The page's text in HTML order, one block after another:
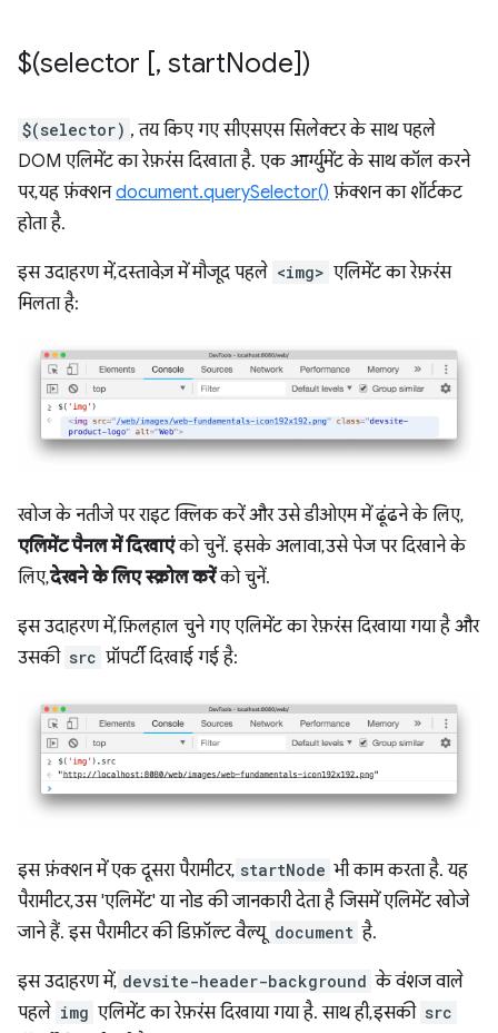
$(selector [, startNode])
$(selector) , तय किए गए सीएसएस सिलेक्टर के साथ पहले
DOM एलिमेंट का रेफ़रंस दिखाता है. एक आर्ग्युमेंट के साथ कॉल करने
पर, यह फ़ंक्शनdocument.querySelector() फ़ंक्शन का शॉर्टकट
होता है.
इस उदाहरण में, दस्तावेज़ में मौजूद पहले <img> एलिमेंट का रेफ़रंस
मिलता है:
खोज के नतीजे पर राइट क्लिक करें और उसे डीओएम में ढूंढने के लिए,
एलिमेंट पैनल में दिखाएंको चुनें. इसके अलावा, उसे पेज पर दिखाने के
लिए,देखने के लिए स्क्रोल करेंको चुनें.
इस उदाहरण में, फ़िलहाल चुने गए एलिमेंट का रेफ़रंस दिखाया गया है और
उसकी src प्रॉपर्टी दिखाई गई है:
इस फ़ंक्शन में एक दूसरा पैरामीटर, startNode भी काम करता है. यह
पैरामीटर, उस 'एलिमेंट' या नोड की जानकारी देता है जिसमें एलिमेंट खोजे
जाने हैं. इस पैरामीटर की डिफ़ॉल्ट वैल्यू document है.
इस उदाहरण में, devsite-header-background के वंशज वाले
पहले img एलिमेंट का रेफ़रंस दिखाया गया है. साथ ही, इसकी src